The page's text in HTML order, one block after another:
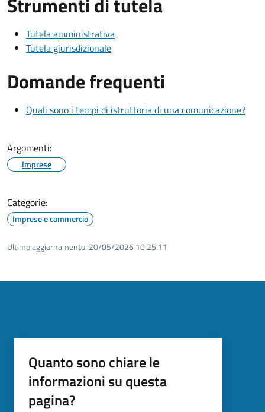
Tutela amministrativa
Tutela giurisdizionale
Domande frequenti
Quali sono i tempi di istruttoria di una comunicazione?
Argomenti:
Imprese
Categorie:
Imprese e commercio
Ultimo aggiornamento: 20/05/2026 10:25.11
Quanto sono chiare le
informazioni su questa
pagina?